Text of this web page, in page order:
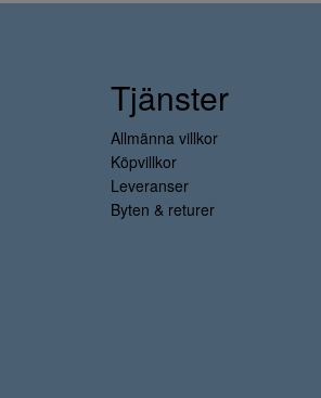
Tjänster
Allmänna villkor
Köpvillkor
Leveranser
Byten & returer